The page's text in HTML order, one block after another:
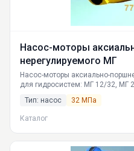
Насос-моторы
нерегулируемого МГ
Насос-моторы аксиально-
для гидросистем: МГ 12/32, МГ
по РФ от производителя
Тип: насос 32 МПа
Каталог